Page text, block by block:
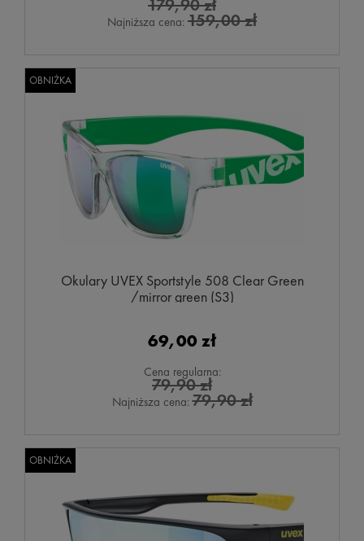
Najniższa cena: 159,00 zł
Okulary UVEX Sportstyle 508 Clear Green
/mirror green (S3)
69,00 zł
Cena regularna:
79,90 zł
Najniższa cena:79,90 zł
OBNIŻKA
OBNIŻKA